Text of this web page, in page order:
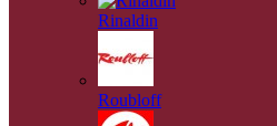
Rinaldin
Roubloff